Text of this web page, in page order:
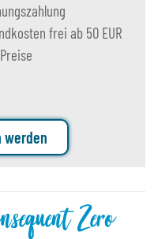
frei ab 50 EUR
werden
Zero